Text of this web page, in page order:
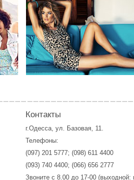
Контакты
г.Одесса, ул. Базовая, 11.
Телефоны:
(097) 201 5777; (098) 611 4400
(093) 740 4400; (066) 656 2777
Звоните с 8.00 до 17-00 (выходной: